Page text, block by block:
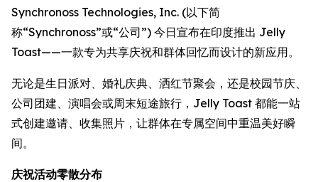
Synchronoss Technologies, Inc. (以下简
称“Synchronoss”或“公司”) 今日宣布在印度推出 Jelly
Toast——一款专为共享庆祝和群体回忆而设计的新应用。
无论是生日派对、婚礼庆典、洒红节聚会，还是校园节庆、
公司团建、演唱会或周末短途旅行，Jelly Toast 都能一站
式创建邀请、收集照片，让群体在专属空间中重温美好瞬
间。
庆祝活动零散分布